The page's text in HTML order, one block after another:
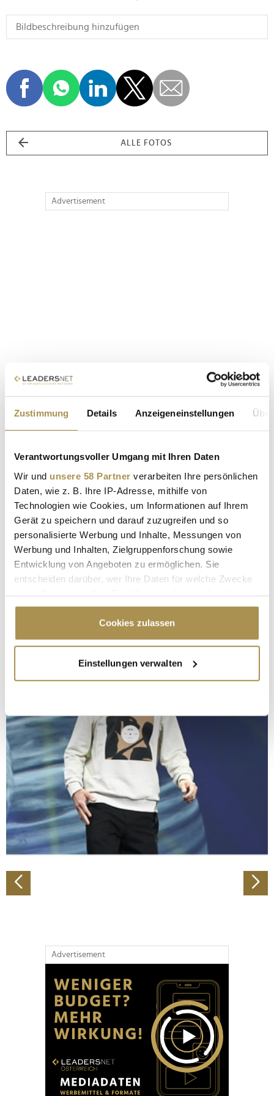
Zustimmung Details Anzeigeneinstellungen
Verantwortungsvoller Umgang mit Ihren Daten
Wir und unsere 58 Partner verarbeiten Ihre persönlichen
Daten, wie z. B. Ihre IP-Adresse, mithilfe von
Technologien wie Cookies, um Informationen auf Ihrem
Gerät zu speichern und darauf zuzugreifen und so
personalisierte Werbung und Inhalte, Messungen von
Werbung und Inhalten, Zielgruppenforschung sowie
Entwicklung von Angeboten zu ermöglichen. Sie
entscheiden darüber, wer Ihre Daten für welche Zwecke
Cookie-Erklärung oder durch Klicken auf das Privacy
Trigger Symbol ändern oder widerrufen
Informationen über Ihre geografische Lage
erfassen, welche bis auf einige Meter genau sein
bestimmten Merkmalen (Fingerprinting) identifizieren
Erfahren Sie mehr darüber, wie Ihre persönlichen Daten
verarbeitet werden, und legen Sie Ihre Präferenzen im
Abschnitt Einzelheiten
Wir verwenden Cookies, um Inhalte und Anzeigen zu
personalisieren, Funktionen für soziale Medien anbieten
zu können und die Zugriffe auf unsere Website zu
analysieren. Außerdem geben wir Informationen zu Ihrer
soziale Medien, Werbung und Analysen weiter. Unsere
Partner führen diese Informationen möglicherweise mit
Cookies zulassen
Einstellungen verwalten
ALLE FOTOS
Advertisement
Advertisement